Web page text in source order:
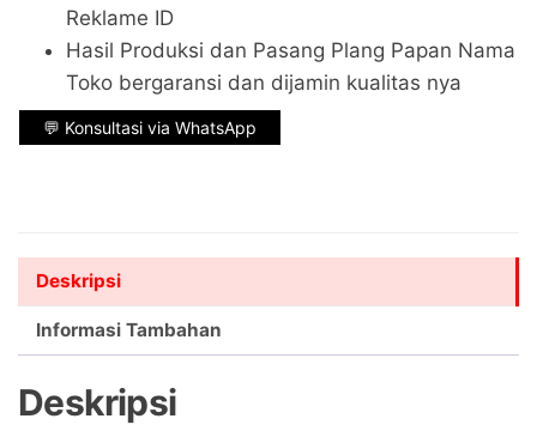
Reklame ID
Hasil Produksi dan Pasang Plang Papan Nama
Toko bergaransi dan dijamin kualitas nya
💬 Konsultasi via WhatsApp
Deskripsi
Informasi Tambahan
Deskripsi